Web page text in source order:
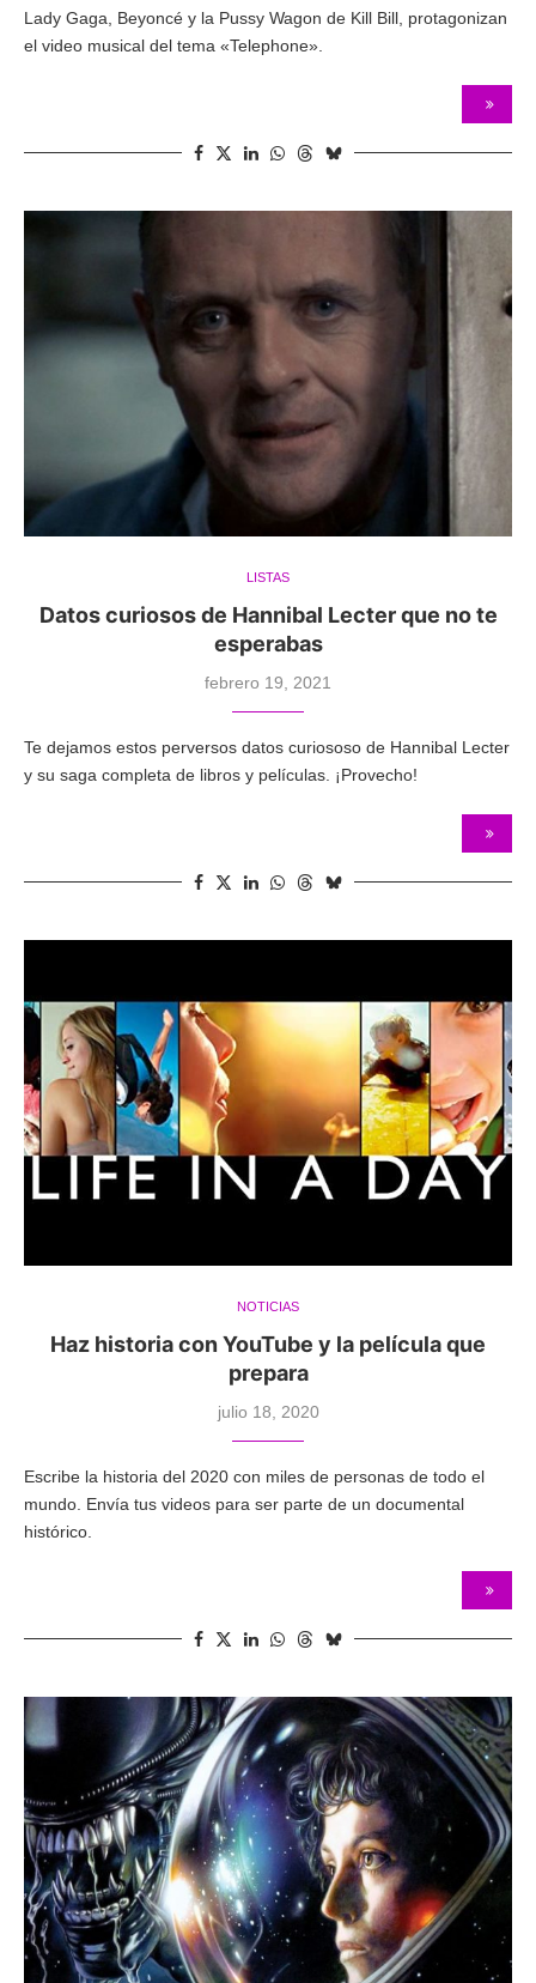
Lady Gaga, Beyoncé y la Pussy Wagon de Kill Bill, protagonizan
el video musical del tema «Telephone».
LISTAS
Datos curiosos de Hannibal Lecter que no te
esperabas
febrero 19, 2021
Te dejamos estos perversos datos curiososo de Hannibal Lecter
y su saga completa de libros y películas. ¡Provecho!
NOTICIAS
Haz historia con YouTube y la película que
prepara
julio 18, 2020
Escribe la historia del 2020 con miles de personas de todo el
mundo. Envía tus videos para ser parte de un documental
histórico.